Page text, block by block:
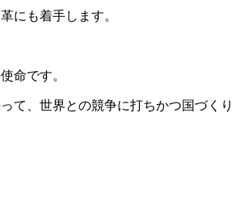
にも着手します。
命です。
て、世界との競争に打ちかつ国づくり